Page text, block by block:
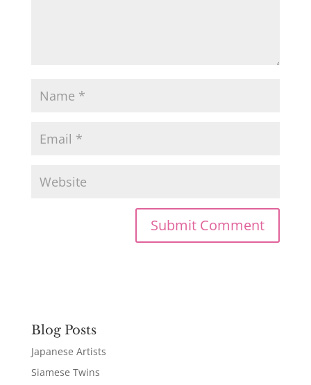
Blog Posts
Japanese Artists
Siamese Twins